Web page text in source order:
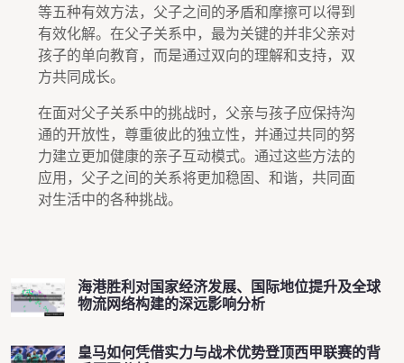
等五种有效方法，父子之间的矛盾和摩擦可以得到
有效化解。在父子关系中，最为关键的并非父亲对
孩子的单向教育，而是通过双向的理解和支持，双
方共同成长。
在面对父子关系中的挑战时，父亲与孩子应保持沟
通的开放性，尊重彼此的独立性，并通过共同的努
力建立更加健康的亲子互动模式。通过这些方法的
应用，父子之间的关系将更加稳固、和谐，共同面
对生活中的各种挑战。
海港胜利对国家经济发展、国际地位提升及全球
物流网络构建的深远影响分析
皇马如何凭借实力与战术优势登顶西甲联赛的背